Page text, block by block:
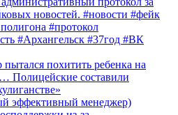
новостей. #новости #фейк
#протокол
#Архангельск #37год #ВК
похитить ребенка на
Полицейские составили
эффективный менеджер)